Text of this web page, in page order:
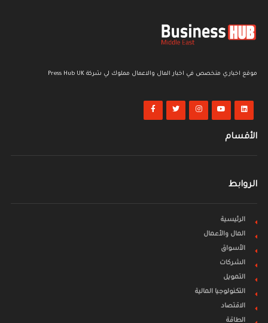
موقع اخباري متخصص في اخبار المال والاعمال مملوك لي شركة Press Hub UK
الأقسام
الروابط
الرئيسية
المال والأعمال
الأسواق
الشركات
التمويل
التكنولوجيا المالية
الاقتصاد
الطاقة